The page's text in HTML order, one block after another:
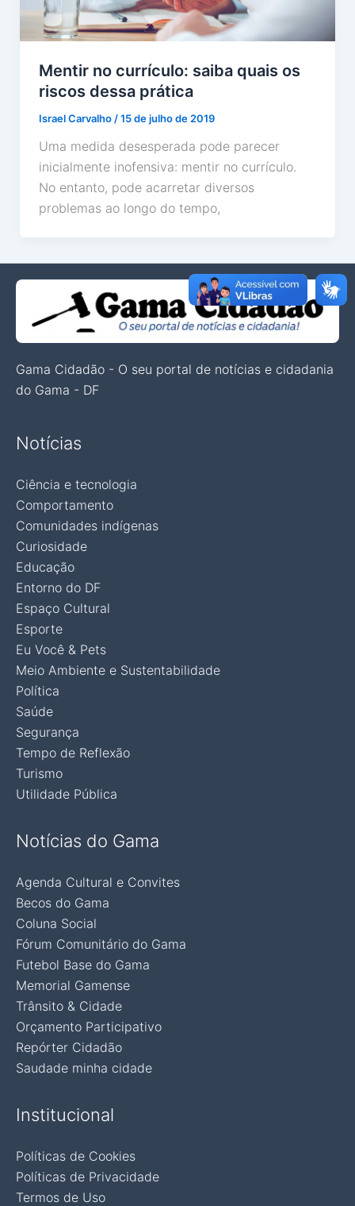
Mentir no currículo: saiba quais os
riscos dessa prática
Israel Carvalho /15 de julho de 2019
Uma medida desesperada pode parecer
inicialmente inofensiva: mentir no currículo.
No entanto, pode acarretar diversos
problemas ao longo do tempo,
Gama Cidadão - O seu portal de notícias e cidadania
do Gama - DF
Notícias
Ciência e tecnologia
Comportamento
Comunidades indígenas
Curiosidade
Educação
Entorno do DF
Espaço Cultural
Esporte
Eu Você & Pets
Meio Ambiente e Sustentabilidade
Política
Saúde
Segurança
Tempo de Reflexão
Turismo
Utilidade Pública
Notícias do Gama
Agenda Cultural e Convites
Becos do Gama
Coluna Social
Fórum Comunitário do Gama
Futebol Base do Gama
Memorial Gamense
Trânsito & Cidade
Orçamento Participativo
Repórter Cidadão
Saudade minha cidade
Institucional
Políticas de Cookies
Políticas de Privacidade
Termos de Uso